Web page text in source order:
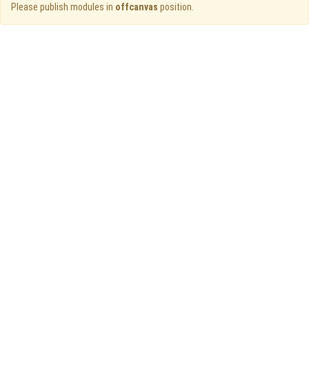
Please publish modules in offcanvas position.